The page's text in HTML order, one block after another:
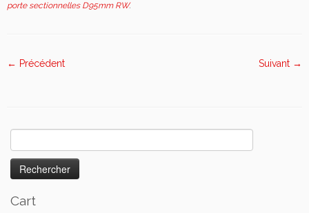
porte sectionnelles D95mm RW.
← Précédent Suivant →
Cart